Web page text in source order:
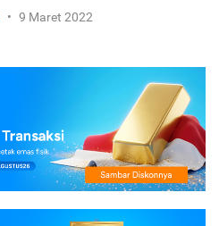
• 9 Maret 2022